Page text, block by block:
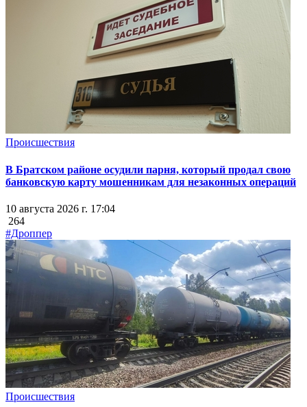
Происшествия
В Братском районе осудили парня, который продал свою
банковскую карту мошенникам для незаконных операций
10 августа 2026 г. 17:04
264
#Дроппер
Происшествия